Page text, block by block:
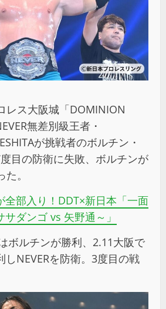
レス大阪城「DOMINION
無差別級王者・
が挑戦者のボルチン・
目の防衛に失敗、ボルチンが
。
全部入り！DDT×新日本「一面
サダンゴ vs 矢野通～」
ボルチンが勝利、2.11大阪で
しNEVERを防衛。3度目の戦